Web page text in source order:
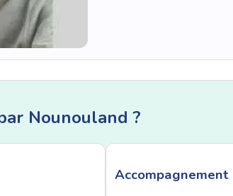
Nounouland ?